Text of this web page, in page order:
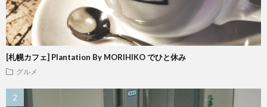
[札幌カフェ] Plantation By MORIHIKO でひと休み
グルメ